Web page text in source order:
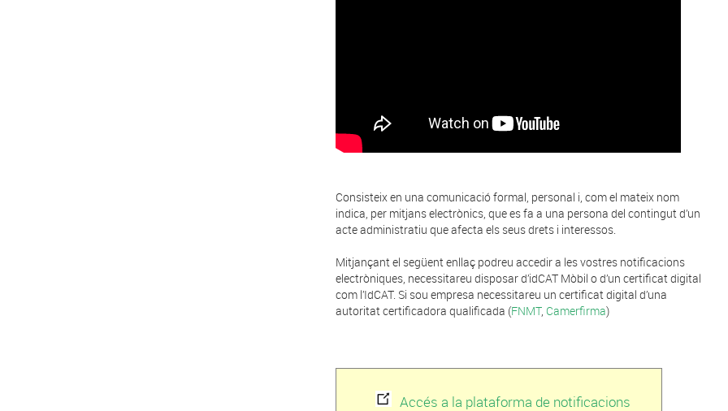
Consisteix en una comunicació formal, personal i, com el mateix nom
indica, per mitjans electrònics, que es fa a una persona del contingut d’un
acte administratiu que afecta els seus drets i interessos.
Mitjançant el següent enllaç podreu accedir a les vostres notificacions
electròniques, necessitareu disposar d’idCAT Mòbil o d’un certificat digital
com l’IdCAT. Si sou empresa necessitareu un certificat digital d’una
autoritat certificadora qualificada (FNMT, Camerfirma)
Accés a la plataforma de notificacions